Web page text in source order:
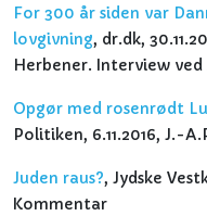
For 300 år siden var
lovgivning, dr.dk,
Herbener. Interview
Opgør med rosenrødt
Politiken, 6.11.2016, J.-
Juden raus?, Jydske
Kommentar